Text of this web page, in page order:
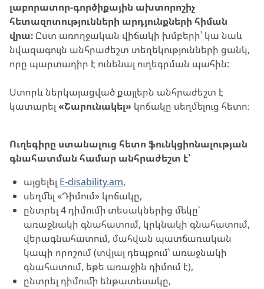
լաբորատոր-գործիքային ախտորոշիչ
հետազոտությունների արդյունքների հիման
վրա։ Ըստ առողջական վիճակի խմբերի՝ կա նաև
նվազագույն անհրաժեշտ տեղեկությունների ցանկ,
որը պարտադիր է ունենալ ուղեգրման պահին:
Ստորև ներկայացված քայլերն անհրաժեշտ է
կատարել «Շարունակել» կոճակը սեղմելուց հետո։
Ուղեգիրը ստանալուց հետո ֆունկցիոնալության
գնահատման համար անհրաժեշտ է՝
այցելել E-disability.am,
սեղմել «Դիմում» կոճակը,
ընտրել 4 դիմումի տեսակներից մեկը՝
առաջնակի գնահատում, կրկնակի գնահատում,
վերագնահատում, մահվան պատճառական
կապի որոշում (տվյալ դեպքում՝ առաջնակի
գնահատում, եթե առաջին դիմում է),
ընտրել դիմումի ենթատեսակը,